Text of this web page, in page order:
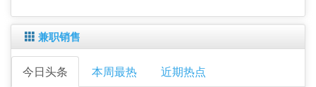
兼职销售
今日头条 本周最热
近期热点